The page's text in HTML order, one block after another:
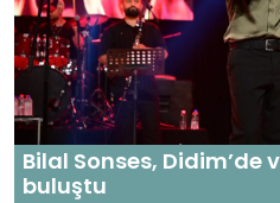
Bilal Sonses,
buluştu